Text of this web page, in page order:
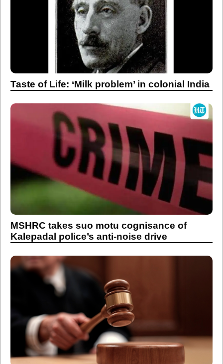
Taste of Life: ‘Milk problem’ in colonial India
MSHRC takes suo motu cognisance of
Kalepadal police’s anti-noise drive